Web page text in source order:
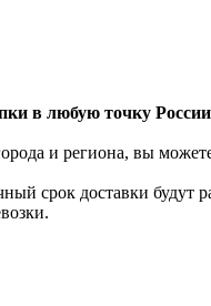
в любую точку
и региона, вы
срок доставки будут